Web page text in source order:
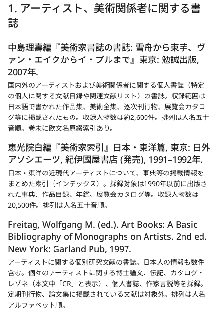
1. アーティスト、美術関係者に関する書
誌
中島理壽編『美術家書誌の書誌: 雪舟から束芋、ヴ
ァン・エイクからイ・ブルまで』東京: 勉誠出版,
2007年.
国内外のアーティストおよび美術関係者に関する個人書誌（特定
の個人に関する文献目録や関連文献リスト）の書誌。収録範囲は
日本語で書かれた作品集、美術全集、逐次刊行物、展覧会カタロ
グ等に掲載されたもの。収録人物数は約2,600件。排列は人名五十
音順。巻末に欧文名原綴索引あり。
恵光院白編『美術家索引』日本・東洋篇, 東京: 日外
アソシエーツ, 紀伊國屋書店 (発売), 1991–1992年.
日本・東洋の近現代アーティストについて、事典等の掲載情報を
まとめた索引（インデックス）。採録対象は1990年以前に出版さ
れた事典、作品目録、年鑑、展覧会カタログ等。収録人物数は
20,500件。排列は人名五十音順。
Freitag, Wolfgang M. (ed.). Art Books: A Basic
Bibliography of Monographs on Artists. 2nd ed.
New York: Garland Pub, 1997.
アーティストに関する個別研究文献の書誌。日本人の情報も数件
含む。個々のアーティストに関する博士論文、伝記、カタログ・
レゾネ（本文中「CR」と表示）、個人書誌、作家言説等を採録。
定期刊行物、論文集に掲載されている文献は対象外。排列は人名
アルファベット順。